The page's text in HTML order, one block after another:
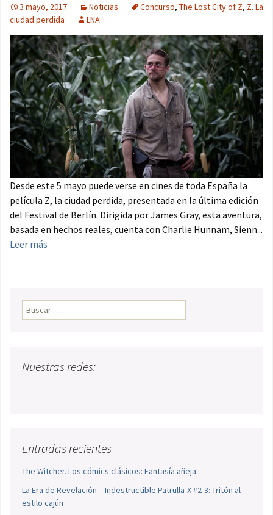
3 mayo, 2017 Noticias Concurso, The Lost City of Z, Z. La
ciudad perdida
LNA
Desde este 5 mayo puede verse en cines de toda España la
película Z, la ciudad perdida, presentada en la última edición
del Festival de Berlín. Dirigida por James Gray, esta aventura,
basada en hechos reales, cuenta con Charlie Hunnam, Sienn...
Leer más
Buscar:
Nuestras redes:
Entradas recientes
The Witcher. Los cómics clásicos: Fantasía añeja
La Era de Revelación – Indestructible Patrulla-X #2-3: Tritón al
estilo cajún